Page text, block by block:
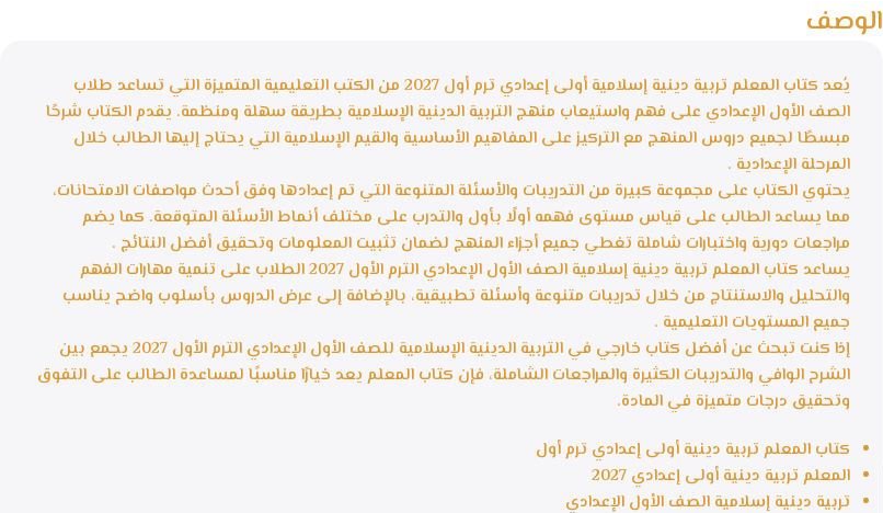
الوصف
يُعد كتاب المعلم تربية دينية إسلامية أولى إعدادي ترم أول 2027 من الكتب التعليمية المتميزة التي تساعد طلاب
الصف الأول الإعدادي على فهم واستيعاب منهج التربية الدينية الإسلامية بطريقة سهلة ومنظمة. يقدم الكتاب شرحًا
مبسطًا لجميع دروس المنهج مع التركيز على المفاهيم الأساسية والقيم الإسلامية التي يحتاج إليها الطالب خلال
المرحلة الإعدادية .
يحتوي الكتاب على مجموعة كبيرة من التدريبات والأسئلة المتنوعة التي تم إعدادها وفق أحدث مواصفات الامتحانات،
مما يساعد الطالب على قياس مستوى فهمه أولًا بأول والتدرب على مختلف أنماط الأسئلة المتوقعة. كما يضم
مراجعات دورية واختبارات شاملة تغطي جميع أجزاء المنهج لضمان تثبيت المعلومات وتحقيق أفضل النتائج .
يساعد كتاب المعلم تربية دينية إسلامية الصف الأول الإعدادي الترم الأول 2027 الطلاب على تنمية مهارات الفهم
والتحليل والاستنتاج من خلال تدريبات متنوعة وأسئلة تطبيقية، بالإضافة إلى عرض الدروس بأسلوب واضح يناسب
جميع المستويات التعليمية .
إذا كنت تبحث عن أفضل كتاب خارجي في التربية الدينية الإسلامية للصف الأول الإعدادي الترم الأول 2027 يجمع بين
الشرح الوافي والتدريبات الكثيرة والمراجعات الشاملة، فإن كتاب المعلم يعد خيارًا مناسبًا لمساعدة الطالب على التفوق
وتحقيق درجات متميزة في المادة.
كتاب المعلم تربية دينية أولى إعدادي ترم أول
المعلم تربية دينية أولى إعدادي 2027
تربية دينية إسلامية الصف الأول الإعدادي